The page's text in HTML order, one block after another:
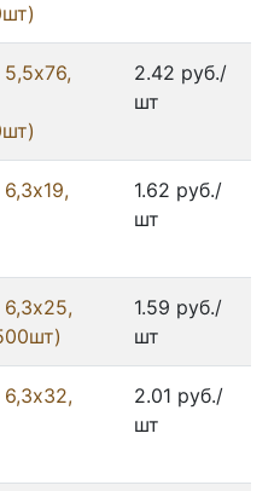
2.42 руб./
шт
1.62 руб./
шт
1.59 руб./
шт
2.01 руб./
шт